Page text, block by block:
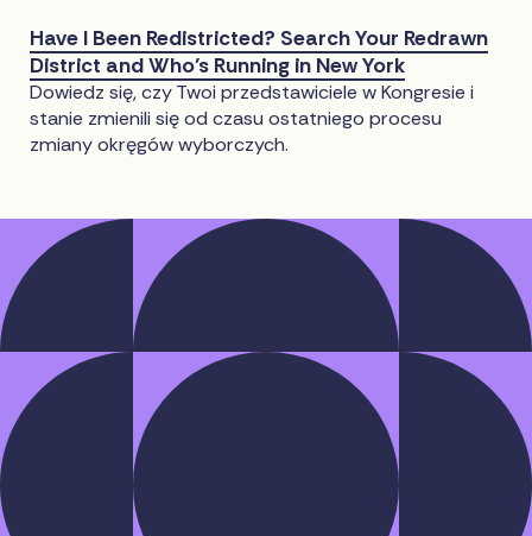
Have I Been Redistricted? Search Your Redrawn
District and Who’s Running in New York
Dowiedz się, czy Twoi przedstawiciele w Kongresie i
stanie zmienili się od czasu ostatniego procesu
zmiany okręgów wyborczych.